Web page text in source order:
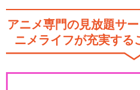
アニメ専門の見放題サ
ニメライフが充実する